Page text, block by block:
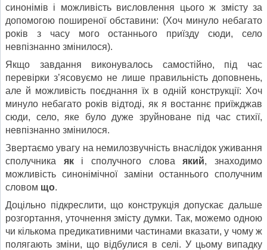
синонімів і можливість висловлення цього ж змісту за
допомогою поширеної обставини: (Хоч минуло небагато
років з часу мого останнього приїзду сюди, село
невпізнанно змінилося).
Якщо завдання виконувалось самостійно, під час
перевірки з’ясовуємо не лише правильність доповнень,
але й можливість поєднання їх в одній конструкції: Хоч
минуло небагато років відтоді, як я востаннє приїжджав
сюди, село, яке було дуже зруйноване під час стихії,
невпізнанно змінилося.
Звертаємо увагу на немилозвучність внаслідок уживання
сполучника які сполучного словаякий, знаходимо
можливість синонімічної заміни останнього сполучним
словом що.
Доцільно підкреслити, що конструкція допускає дальше
розгортання, уточнення змісту думки. Так, можемо одною
чи кількома предикативними частинами вказати, у чому ж
полягають зміни, що відбулися в селі. У цьому випадку